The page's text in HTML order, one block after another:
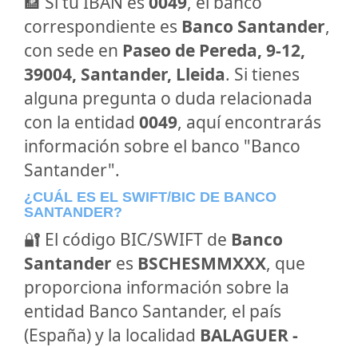
correspondiente es Banco Santander,
con sede en Paseo de Pereda, 9-12,
39004, Santander, Lleida. Si tienes
alguna pregunta o duda relacionada
con la entidad 0049, aquí encontrarás
información sobre el banco "Banco
Santander".
¿CUÁL ES EL SWIFT/BIC DE BANCO
SANTANDER?
🔐 El código BIC/SWIFT de Banco
Santander es BSCHESMMXXX, que
proporciona información sobre la
entidad Banco Santander, el país
(España) y la localidad BALAGUER -